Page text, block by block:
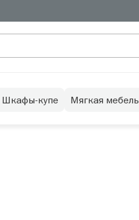
Шкафы-купе Мягкая мебель